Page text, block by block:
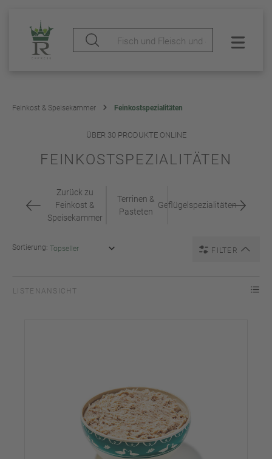
Feinkost & Speisekammer Feinkostspezialitäten
ÜBER 30 PRODUKTE ONLINE
FEINKOSTSPEZIALITÄTEN
Zurück zu
Feinkost &
Speisekammer
Terrinen &
Pasteten
Geflügelspezialitäten
FILTER
Sortierung:
LISTENANSICHT